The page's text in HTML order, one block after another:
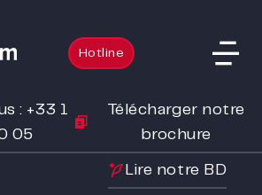
Hotline
: +33 1
05
Télécharger notre
brochure
Lire notre BD